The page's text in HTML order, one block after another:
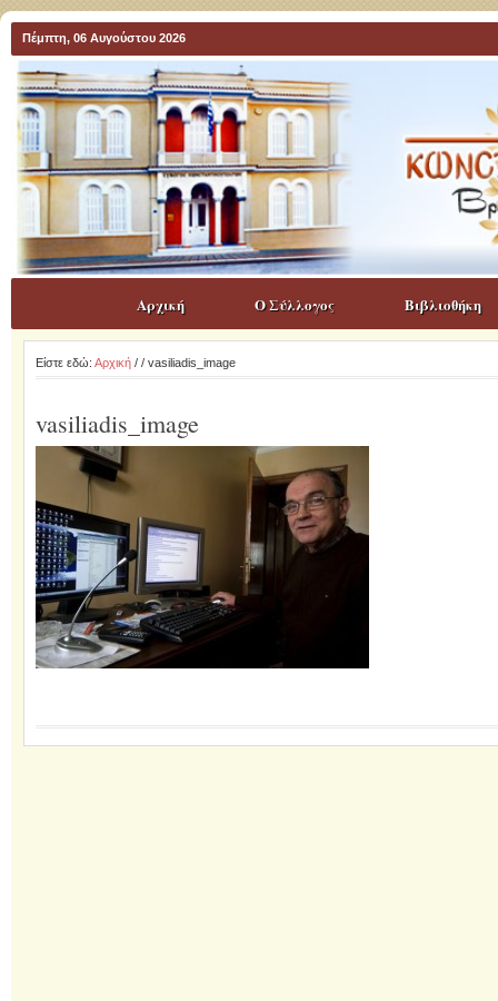
Πέμπτη, 06 Αυγούστου 2026
Αρχική Ο Σύλλογος Βιβλιοθήκη
Είστε εδώ: Αρχική/ / vasiliadis_image
vasiliadis_image